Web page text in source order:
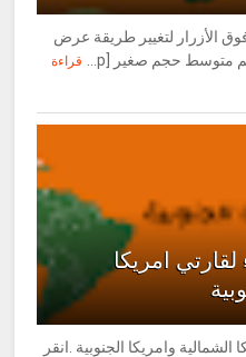
الأزرار لتغيير طريقة عرض
قراءة
امريكا
وامريكا الجنوبية .انقر